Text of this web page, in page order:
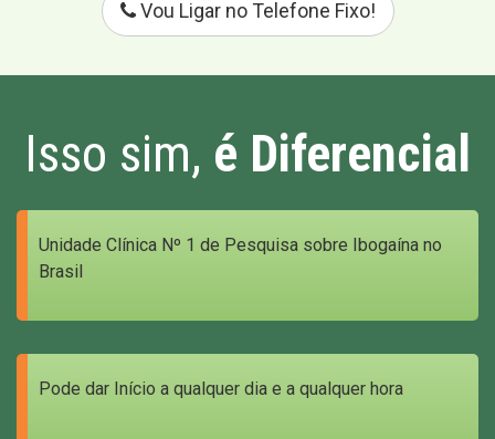
Vou Ligar no Telefone Fixo!
Isso sim, é Diferencial
Unidade Clínica Nº 1 de Pesquisa sobre Ibogaína no
Brasil
Pode dar Início a qualquer dia e a qualquer hora